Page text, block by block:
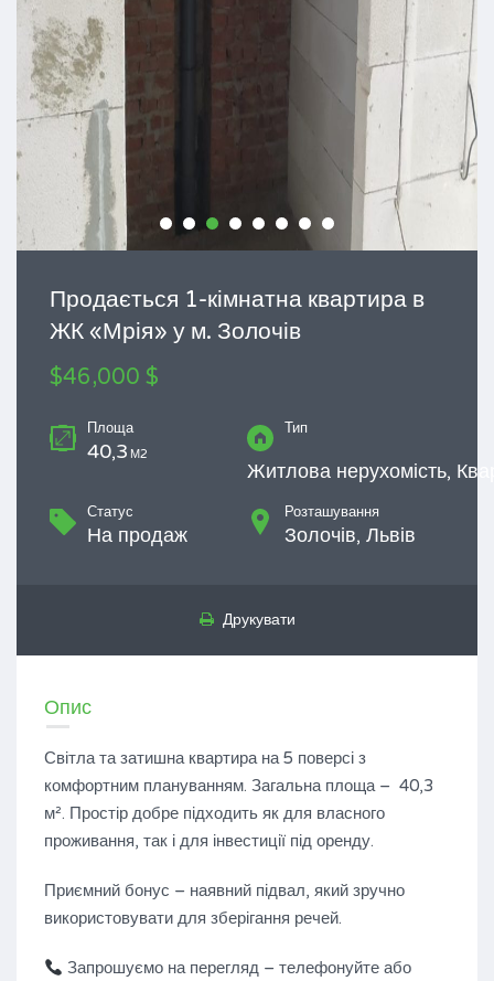
Продається 1-кімнатна квартира в
ЖК «Мрія» у м. Золочів
$46,000 $
Площа
40,3 М2
Тип
Житлова нерухомість,
Статус
На продаж
Розташування
Золочів, Львів
Друкувати
Опис
Світла та затишна квартира на 5 поверсі з
комфортним плануванням. Загальна площа – 40,3
м². Простір добре підходить як для власного
проживання, так і для інвестиції під оренду.
Приємний бонус – наявний підвал, який зручно
використовувати для зберігання речей.
Запрошуємо на перегляд – телефонуйте або